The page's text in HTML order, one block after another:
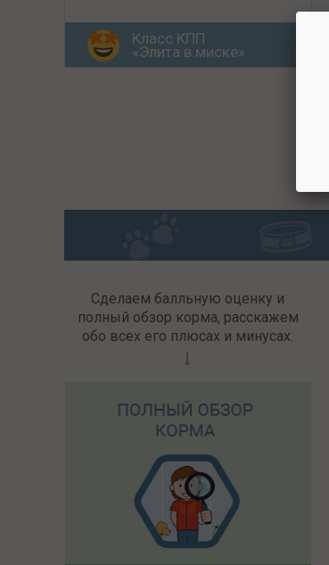
Класс КПП
«Элита в миске»
Сделаем балльную оценку и
полный обзор корма, расскажем
обо всех его плюсах и минусах.